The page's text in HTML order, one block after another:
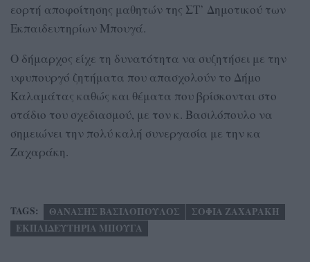
εορτή αποφοίτησης μαθητών της ΣΤ’ Δημοτικού των
Εκπαιδευτηρίων Μπουγά.
Ο δήμαρχος είχε τη δυνατότητα να συζητήσει με την
υφυπουργό ζητήματα που απασχολούν το Δήμο
Καλαμάτας καθώς και θέματα που βρίσκονται στο
στάδιο του σχεδιασμού, με τον κ. Βασιλόπουλο να
σημειώνει την πολύ καλή συνεργασία με την κα
Ζαχαράκη.
TAGS: ΘΑΝΑΣΗΣ ΒΑΣΙΛΟΠΟΥΛΟΣ
ΣΟΦΙΑ ΖΑΧΑΡΑΚΗ
ΕΚΠΑΙΔΕΥΤΗΡΙΑ ΜΠΟΥΓΑ